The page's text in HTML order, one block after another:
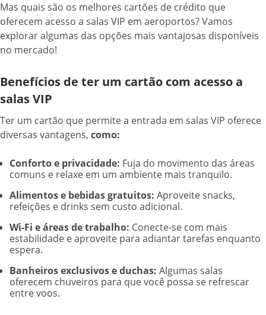
Mas quais são os melhores cartões de crédito que
oferecem acesso a salas VIP em aeroportos? Vamos
explorar algumas das opções mais vantajosas disponíveis
no mercado!
Benefícios de ter um cartão com acesso a
salas VIP
Ter um cartão que permite a entrada em salas VIP oferece
diversas vantagens, como:
Conforto e privacidade: Fuja do movimento das áreas
comuns e relaxe em um ambiente mais tranquilo.
Alimentos e bebidas gratuitos: Aproveite snacks,
refeições e drinks sem custo adicional.
Wi-Fi e áreas de trabalho: Conecte-se com mais
estabilidade e aproveite para adiantar tarefas enquanto
espera.
Banheiros exclusivos e duchas: Algumas salas
oferecem chuveiros para que você possa se refrescar
entre voos.